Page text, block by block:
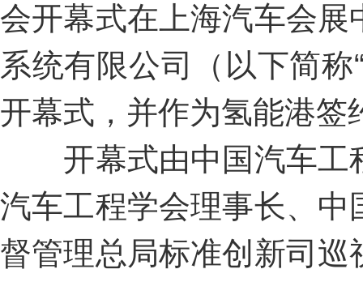
会开幕式在上海汽车会
系统有限公司（以下简
开幕式，并作为氢能港签
开幕式由中国汽车工
汽车工程学会理事长、
督管理总局标准创新司